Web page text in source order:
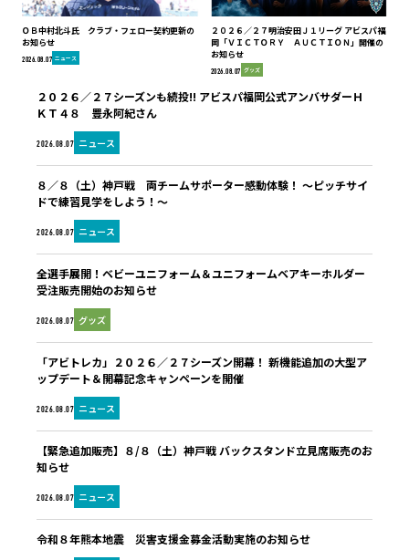
ＯＢ中村北斗氏 クラブ・フェロー契約更新の
お知らせ
2026.08.07 ニュース
２０２６／２７明治安田Ｊ１リーグ アビスパ福
岡「ＶＩＣＴＯＲＹ ＡＵＣＴＩＯＮ」開催の
お知らせ
2026.08.07 グッズ
2026.08.07 ニュース
２０２６／２７シーズンも続投!! アビスパ福岡公式アンバサダーＨ
ＫＴ４８ 豊永阿紀さん
2026.08.07 ニュース
８／８（土）神戸戦 両チームサポーター感動体験！ ～ピッチサイ
ドで練習見学をしよう！～
2026.08.07 グッズ
全選手展開！ベビーユニフォーム＆ユニフォームベアキーホルダー
受注販売開始のお知らせ
2026.08.07 ニュース
「アビトレカ」２０２６／２７シーズン開幕！ 新機能追加の大型ア
ップデート＆開幕記念キャンペーンを開催
2026.08.07 ニュース
【緊急追加販売】８/８（土）神戸戦 バックスタンド立見席販売のお
知らせ
令和８年熊本地震 災害支援金募金活動実施のお知らせ